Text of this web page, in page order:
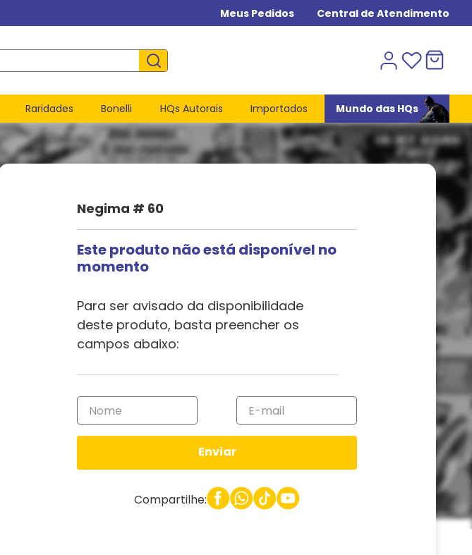
Meus Pedidos Central de Atendimento
Raridades Bonelli HQs Autorais Importados Mundo das HQs
Negima # 60
Este produto não está disponível no
momento
Para ser avisado da disponibilidade
deste produto, basta preencher os
campos abaixo:
Enviar
Compartilhe: